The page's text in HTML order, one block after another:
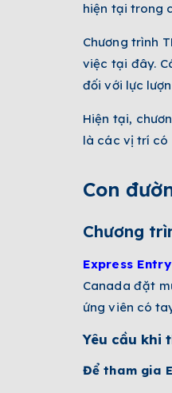
hiện tại trong
Chương trình
việc tại đây.
đối với lực
Hiện tại,
là các vị trí có
Con
Chương
Express Entry
Canada đặt
ứng viên có
Yêu cầu khi
Để tham gia